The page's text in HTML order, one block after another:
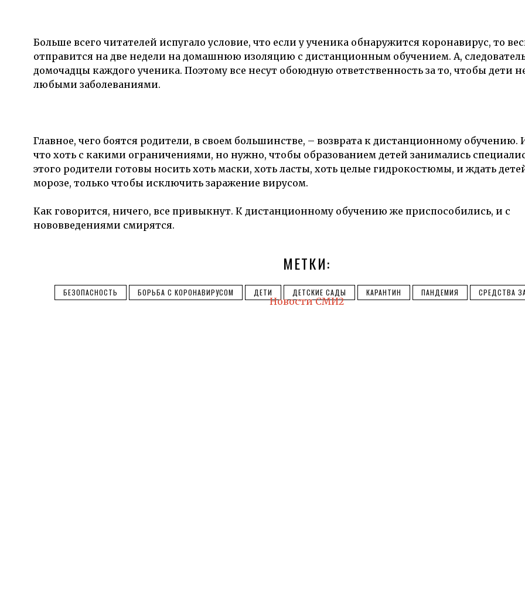
Больше всего читателей испугало условие, что если у ученика обнаружится коронавирус, то
отправится на две недели на домашнюю изоляцию с дистанционным обучением. А,
домочадцы каждого ученика. Поэтому все несут обоюдную ответственность за то, чтобы дети
любыми заболеваниями.
Главное, чего боятся родители, в своем большинстве, – возврата к дистанционному обучению.
что хоть с какими ограничениями, но нужно, чтобы образованием детей занимались
этого родители готовы носить хоть маски, хоть ласты, хоть целые гидрокостюмы, и ждать
морозе, только чтобы исключить заражение вирусом.
Как говорится, ничего, все привыкнут. К дистанционному обучению же приспособились, и с
нововведениями смирятся.
МЕТКИ:
БЕЗОПАСНОСТЬ БОРЬБА С КОРОНАВИРУСОМ ДЕТИ ДЕТСКИЕ САДЫ КАРАНТИН ПАНДЕМИЯ СРЕДСТВА
Новости СМИ2